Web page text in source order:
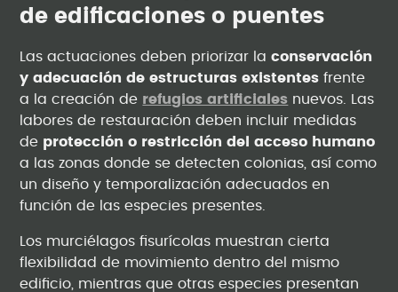
de edificaciones o puentes
Las actuaciones deben priorizar laconservación
y adecuación de estructuras existentes frente
a la creación de refugios artificiales nuevos. Las
labores de restauración deben incluir medidas
de protección o restricción del acceso humano
a las zonas donde se detecten colonias, así como
un diseño y temporalización adecuados en
función de las especies presentes.
Los murciélagos fisurícolas muestran cierta
flexibilidad de movimiento dentro del mismo
edificio, mientras que otras especies presentan